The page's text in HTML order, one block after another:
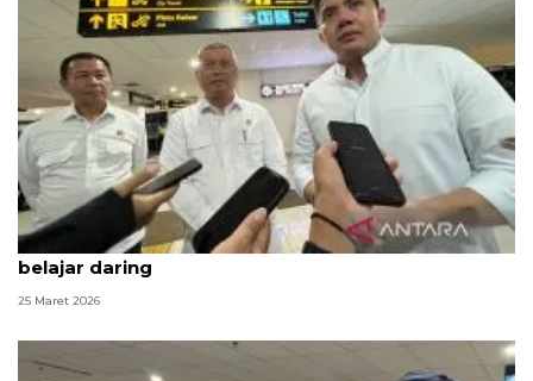
Kemarin, Seskab Teddy silaturahmi Idul Fitri hingga
belajar daring
25 Maret 2026